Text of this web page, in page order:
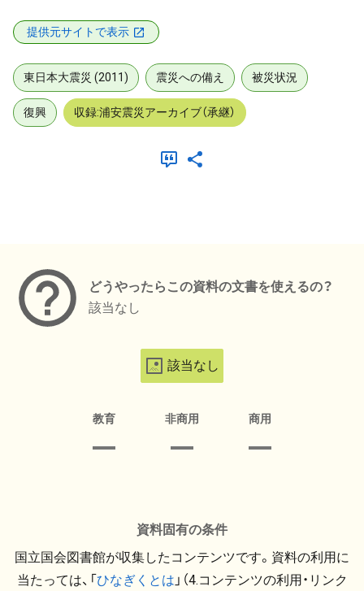
提供元サイトで表示
東日本大震災 (2011) 震災への備え 被災状況
復興 収録:浦安震災アーカイブ（承継）
どうやったらこの資料の文書を使えるの？
該当なし
該当なし
教育 非商用 商用
資料固有の条件
国立国会図書館が収集したコンテンツです。資料の利用に
当たっては、「ひなぎくとは 」（4.コンテンツの利用・リンク